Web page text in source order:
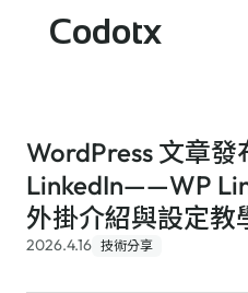
Codotx
WordPress 文章發
LinkedIn——WP
外掛介紹與設定教
2026.4.16 技術分享